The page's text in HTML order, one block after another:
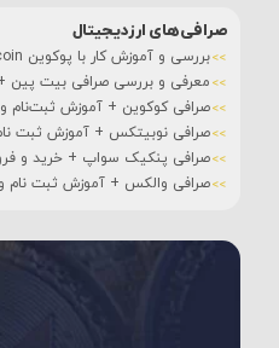
صرافی‌های ارزدیجیتال
بررسی و آموزش کار با پوکوین Poocoin
معرفی و بررسی صرافی بیت پین
صرافی کوکوین + آموزش ثبت‌نام
صرافی نوبیتکس + آموزش ثبت
صرافی پنکیک سواپ + خرید و
صرافی والکس + آموزش ثبت نام